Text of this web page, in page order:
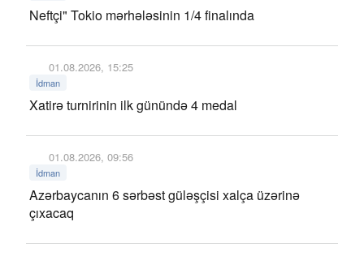
Neftçi" Tokio mərhələsinin 1/4 finalında
01.08.2026, 15:25
İdman
Xatirə turnirinin ilk günündə 4 medal
01.08.2026, 09:56
İdman
Azərbaycanın 6 sərbəst güləşçisi xalça üzərinə
çıxacaq